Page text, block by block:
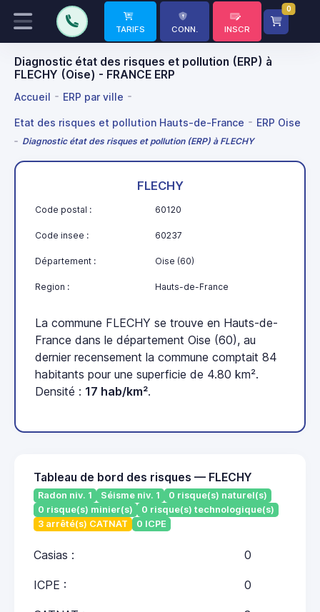
TARIFS CONN. INSCR
0
Diagnostic état des risques et pollution (ERP) à
FLECHY (Oise) - FRANCE ERP
Accueil ERP par ville
Etat des risques et pollution Hauts-de-France ERP Oise
Diagnostic état des risques et pollution (ERP) à FLECHY
FLECHY
Code postal : 60120
Code insee : 60237
Département : Oise (60)
Region : Hauts-de-France
La commune FLECHY se trouve en Hauts-de-
France dans le département Oise (60), au
dernier recensement la commune comptait 84
habitants pour une superficie de 4.80 km².
Densité : 17 hab/km².
Tableau de bord des risques — FLECHY
Radon niv. 1 Séisme niv. 1
0 risque(s) naturel(s)
0 risque(s) minier(s)
0 risque(s) technologique(s)
3 arrêté(s) CATNAT
0 ICPE
Casias : 0
ICPE : 0